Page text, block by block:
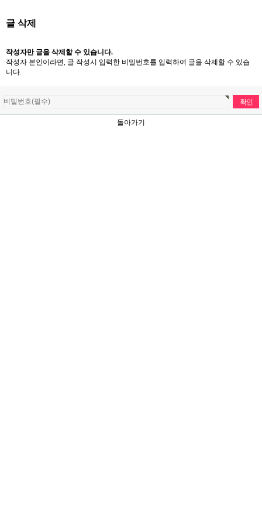
글 삭제
작성자만 글을 삭제할 수 있습니다.
작성자 본인이라면, 글 작성시 입력한 비밀번호를 입력하여 글을 삭제할 수 있습
니다.
돌아가기